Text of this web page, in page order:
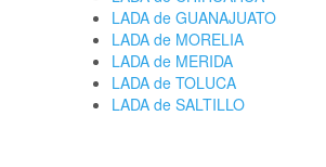
LADA de GUANAJUATO
LADA de MORELIA
LADA de MERIDA
LADA de TOLUCA
LADA de SALTILLO